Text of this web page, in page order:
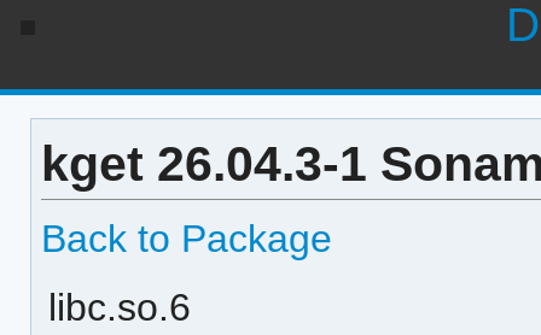
kget 26.04.3-1
Back to Package
libc.so.6